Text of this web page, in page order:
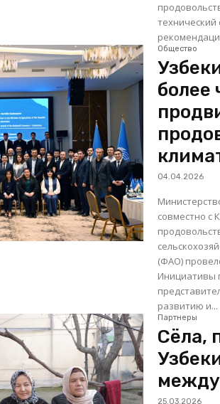
продовольственных
Общество
более
04.04.2026
совместно
(ФАО)
Инициативы по
развитию и...
Партнеры
Сёла,
25.03.2026